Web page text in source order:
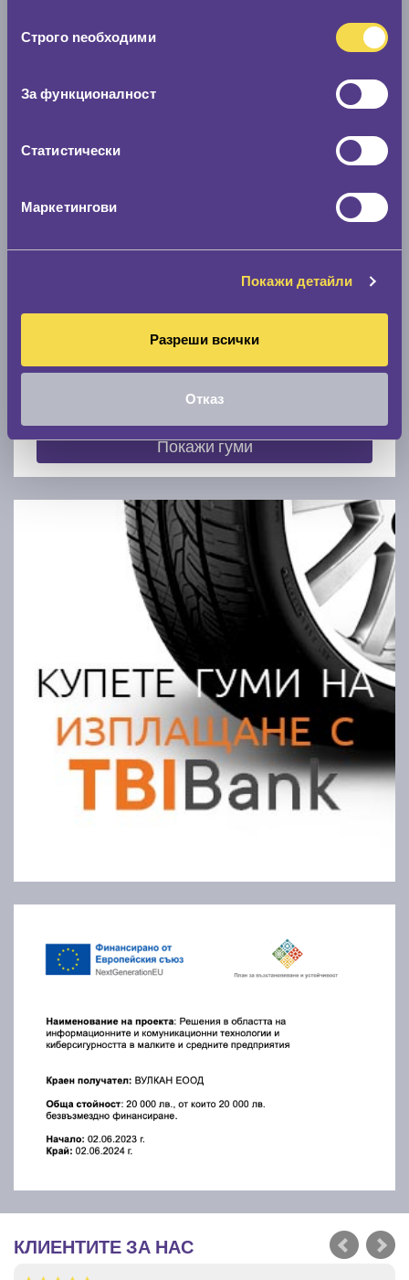
наСтрого nеобходими
За функционалност
Статистически
Маркетингови
Покажи детайли
Разреши всички
Отказ
Модел
Покажи гуми
КЛИЕНТИТЕ ЗА НАС